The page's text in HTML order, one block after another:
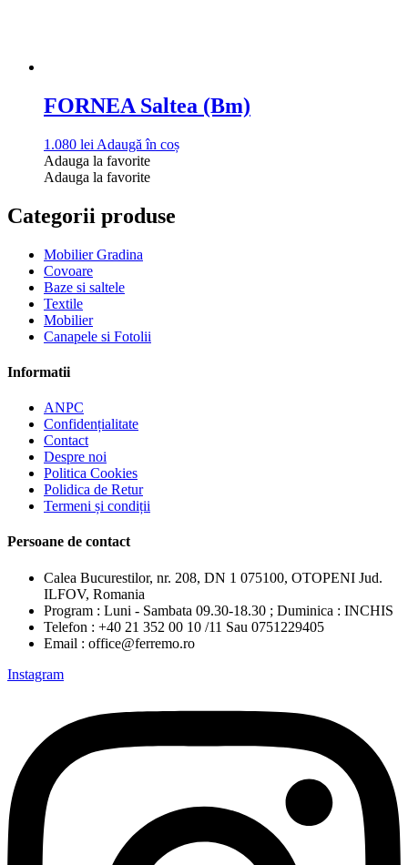
FORNEA Saltea (Bm)
1.080 lei Adaugă în coș
Adauga la favorite
Adauga la favorite
Categorii produse
Mobilier Gradina
Covoare
Baze si saltele
Textile
Mobilier
Canapele si Fotolii
Informatii
ANPC
Confidențialitate
Contact
Despre noi
Politica Cookies
Polidica de Retur
Termeni și condiții
Persoane de contact
Calea Bucurestilor, nr. 208, DN 1 075100, OTOPENI Jud.
ILFOV, Romania
Program : Luni - Sambata 09.30-18.30 ; Duminica : INCHIS
Telefon : +40 21 352 00 10 /11 Sau 0751229405
Email : office@ferremo.ro
Instagram